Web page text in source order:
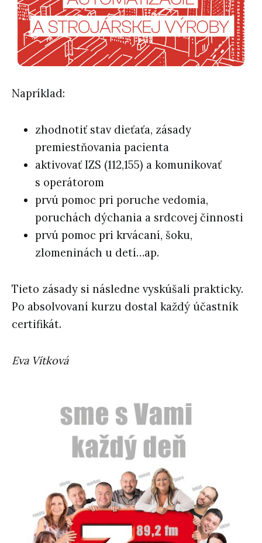
Napríklad:
zhodnotiť stav dieťaťa, zásady
premiestňovania pacienta
aktivovať IZS (112,155) a komunikovať
s operátorom
prvú pomoc pri poruche vedomia,
poruchách dýchania a srdcovej činnosti
prvú pomoc pri krvácaní, šoku,
zlomeninách u detí…ap.
Tieto zásady si následne vyskúšali prakticky.
Po absolvovaní kurzu dostal každý účastník
certifikát.
Eva Vítková